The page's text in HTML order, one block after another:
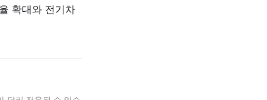
확대와 전기차